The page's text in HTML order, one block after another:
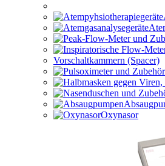
Vorschaltkammern (Spacer)
Oxynasor